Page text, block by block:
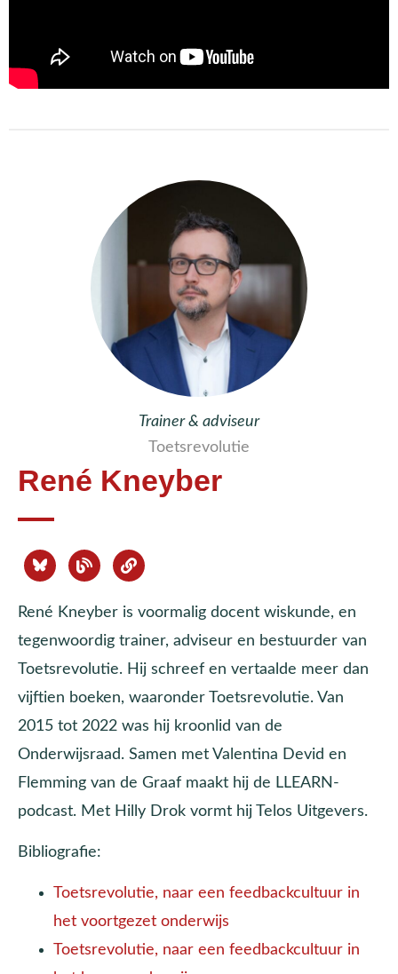
Trainer & adviseur
Toetsrevolutie
René Kneyber
René Kneyber is voormalig docent wiskunde, en
tegenwoordig trainer, adviseur en bestuurder van
Toetsrevolutie. Hij schreef en vertaalde meer dan
vijftien boeken, waaronder Toetsrevolutie. Van
2015 tot 2022 was hij kroonlid van de
Onderwijsraad. Samen met Valentina Devid en
Flemming van de Graaf maakt hij de LLEARN-
podcast. Met Hilly Drok vormt hij Telos Uitgevers.
Bibliografie:
Toetsrevolutie, naar een feedbackcultuur in
het voortgezet onderwijs
Toetsrevolutie, naar een feedbackcultuur in